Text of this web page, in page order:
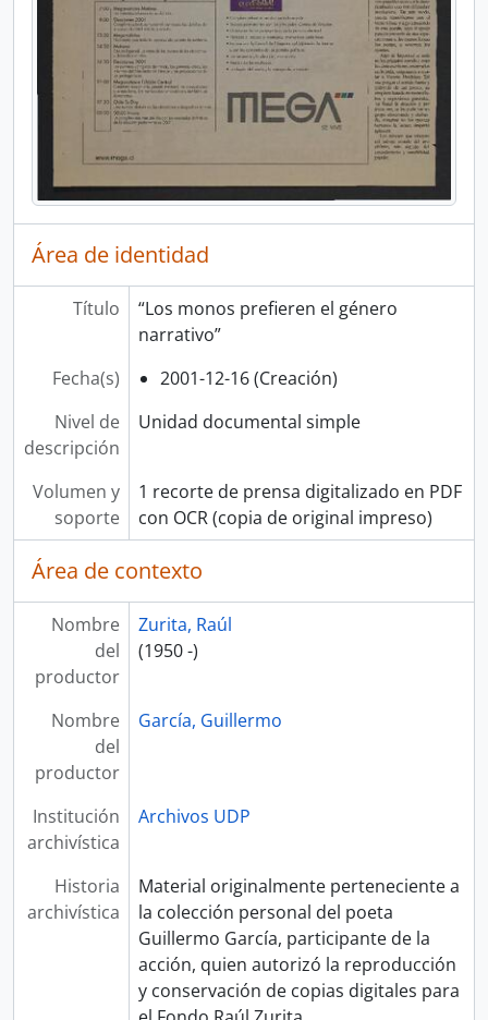
Área de identidad
Título
“Los monos prefieren el género
narrativo”
Fecha(s)
2001-12-16 (Creación)
Nivel de
descripción
Unidad documental simple
Volumen y
soporte
1 recorte de prensa digitalizado en PDF
con OCR (copia de original impreso)
Área de contexto
Nombre
del
productor
Zurita, Raúl
(1950 -)
Nombre
del
productor
García, Guillermo
Institución
archivística
Archivos UDP
Historia
archivística
Material originalmente perteneciente a
la colección personal del poeta
Guillermo García, participante de la
acción, quien autorizó la reproducción
y conservación de copias digitales para